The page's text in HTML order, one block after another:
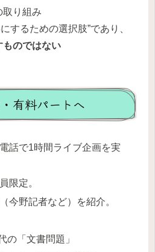
取り組み
するための選択肢”であり、
ものではない
有料パートへ
話で1時間ライブ企画を実
限定。
今野記者など）を紹介。
の「文書問題」